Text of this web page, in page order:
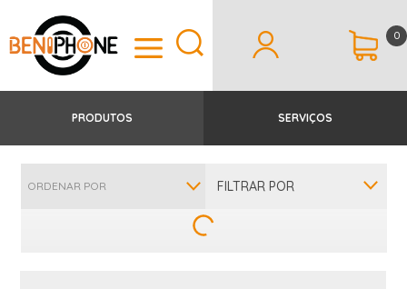
0
PRODUTOS SERVIÇOS
ORDENAR POR FILTRAR POR